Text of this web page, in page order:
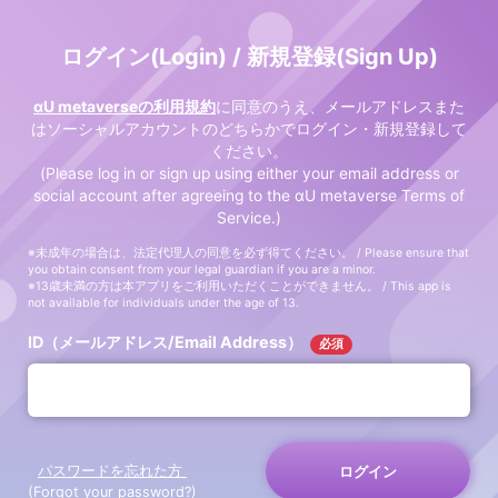
ログイン(Login) / 新規登録(Sign Up)
αU metaverseの利用規約に同意のうえ、メールアドレスまた
はソーシャルアカウントのどちらかでログイン・新規登録して
ください。
(Please log in or sign up using either your email address or
social account after agreeing to the αU metaverse Terms of
Service.)
※未成年の場合は、法定代理人の同意を必ず得てください。 / Please ensure that
you obtain consent from your legal guardian if you are a minor.
※13歳未満の方は本アプリをご利用いただくことができません。 / This app is
not available for individuals under the age of 13.
ID（メールアドレス/Email Address） 必須
ログイン
パスワードを忘れた方
(Forgot your password?)